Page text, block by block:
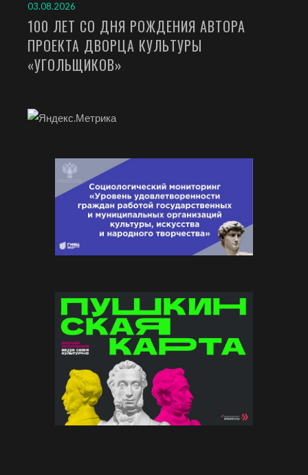
03.08.2026
100 ЛЕТ СО ДНЯ РОЖДЕНИЯ АВТОРА
ПРОЕКТА ДВОРЦА КУЛЬТУРЫ
«УГОЛЬЩИКОВ»